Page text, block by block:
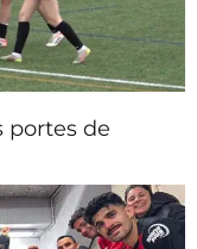
portes de